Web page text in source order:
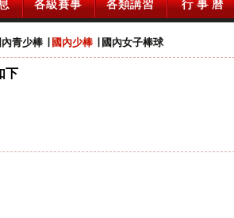
各級賽事 各類講習 行 事 曆
內青少棒 國內少棒 國內女子棒球
下